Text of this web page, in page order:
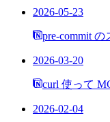
2026-05-23
pre-commit
2026-03-20
curl 使って
2026-02-04